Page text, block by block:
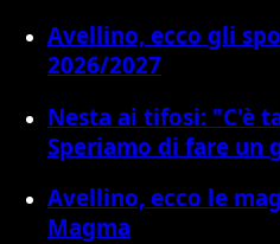
Avellino, ecco gli
2026/2027
Nesta ai tifosi: "C'è
Speriamo di fare un
Avellino, ecco le
Magma